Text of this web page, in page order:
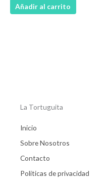
Añadir al carrito
La Tortuguita
Inicio
Sobre Nosotros
Contacto
Politicas de privacidad